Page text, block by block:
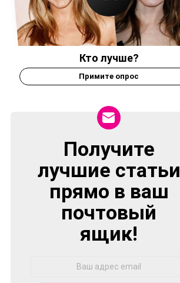
Кто лучше?
Примите опрос
NEWSLETTER
Получите
лучшие статьи
прямо в ваш
почтовый
ящик!